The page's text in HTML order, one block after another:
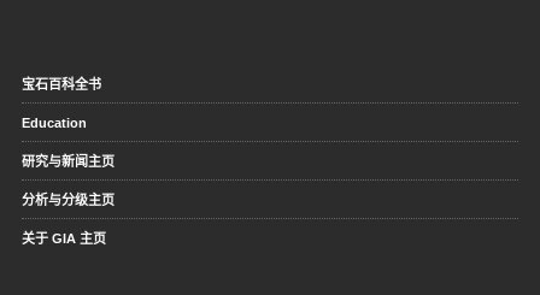
宝石百科全书
Education
研究与新闻主页
分析与分级主页
关于 GIA 主页